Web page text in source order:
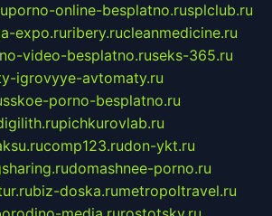
porno-online-besplatno.rusplclub.ru
expo.ruribery.rucleanmedicine.ru
video-besplatno.ruseks-365.ru
igrovyye-avtomaty.ru
porno-besplatno.ru
pichkurovlab.ru
comp123.rudon-ykt.ru
domashnee-porno.ru
biz-doska.rumetropoltravel.ru